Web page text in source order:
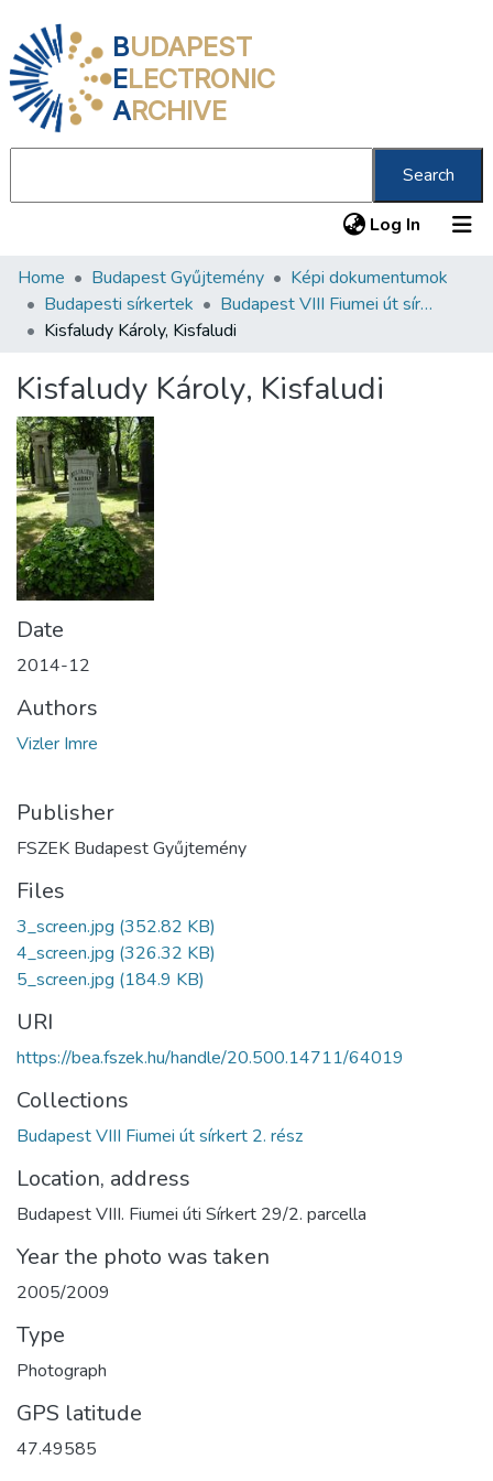
BUDAPEST
ELECTRONIC
ARCHIVE
Search
Log In (current)
Communities & Collections
All of DSpace
About us
Home Budapest Gyűjtemény
Képi dokumentumok
Budapesti sírkertek
Budapest VIII Fiumei út sírkert 2. rész
Kisfaludy Károly, Kisfaludi
Kisfaludy Károly, Kisfaludi
Date
2014-12
Authors
Vizler Imre
Publisher
FSZEK Budapest Gyűjtemény
Files
3_screen.jpg (352.82 KB)
4_screen.jpg (326.32 KB)
5_screen.jpg (184.9 KB)
URI
https://bea.fszek.hu/handle/20.500.14711/64019
Collections
Budapest VIII Fiumei út sírkert 2. rész
Location, address
Budapest VIII. Fiumei úti Sírkert 29/2. parcella
Year the photo was taken
2005/2009
Type
Photograph
GPS latitude
47.49585